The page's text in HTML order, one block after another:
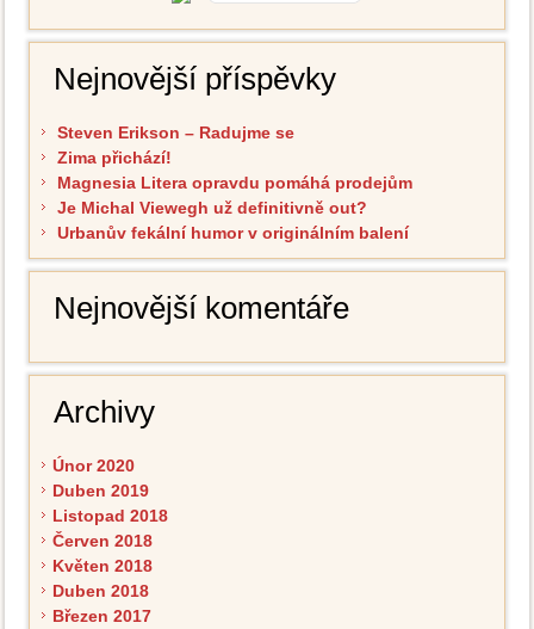
Nejnovější příspěvky
Steven Erikson – Radujme se
Zima přichází!
Magnesia Litera opravdu pomáhá prodejům
Je Michal Viewegh už definitivně out?
Urbanův fekální humor v originálním balení
Nejnovější komentáře
Archivy
Únor 2020
Duben 2019
Listopad 2018
Červen 2018
Květen 2018
Duben 2018
Březen 2017